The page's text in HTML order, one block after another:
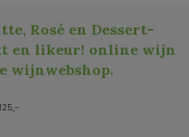
Rosé en Dessert-
en likeur! online wijn
wijnwebshop.